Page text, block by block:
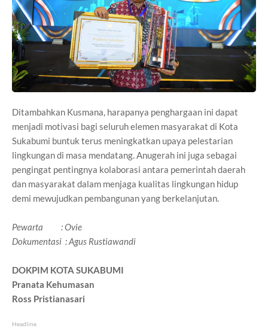
Ditambahkan Kusmana, harapanya penghargaan ini dapat
menjadi motivasi bagi seluruh elemen masyarakat di Kota
Sukabumi buntuk terus meningkatkan upaya pelestarian
lingkungan di masa mendatang. Anugerah ini juga sebagai
pengingat pentingnya kolaborasi antara pemerintah daerah
dan masyarakat dalam menjaga kualitas lingkungan hidup
demi mewujudkan pembangunan yang berkelanjutan.
Pewarta : Ovie
Dokumentasi : Agus Rustiawandi
DOKPIM KOTA SUKABUMI
Pranata Kehumasan
Ross Pristianasari
Headline